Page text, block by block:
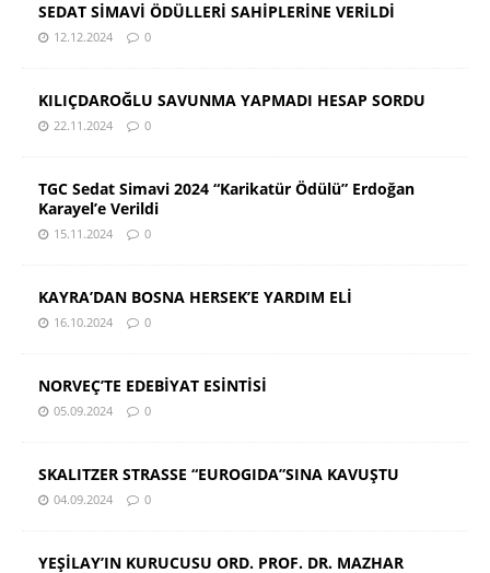
SEDAT SİMAVİ ÖDÜLLERİ SAHİPLERİNE VERİLDİ
12.12.2024 0
KILIÇDAROĞLU SAVUNMA YAPMADI HESAP SORDU
22.11.2024 0
TGC Sedat Simavi 2024 “Karikatür Ödülü” Erdoğan
Karayel’e Verildi
15.11.2024 0
KAYRA’DAN BOSNA HERSEK’E YARDIM ELİ
16.10.2024 0
NORVEÇ’TE EDEBİYAT ESİNTİSİ
05.09.2024 0
SKALITZER STRASSE “EUROGIDA”SINA KAVUŞTU
04.09.2024 0
YEŞİLAY’IN KURUCUSU ORD. PROF. DR. MAZHAR